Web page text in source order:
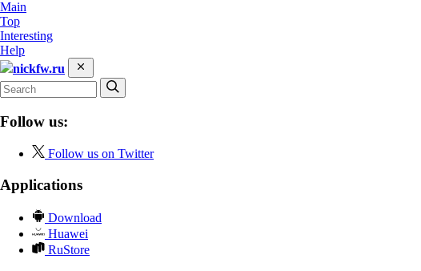
Main
Top
Interesting
Help
nickfw.ru
Follow us:
Follow us on Twitter
Applications
Download
Huawei
RuStore